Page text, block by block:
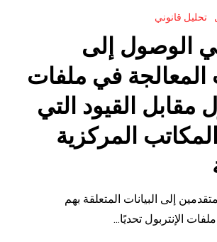
تحليل قانوني
الوصول إلى
المعالجة في ملفات
مقابل القيود التي
المركزية
إلى البيانات المتعلقة بهم
الإنتربول تحديًا...